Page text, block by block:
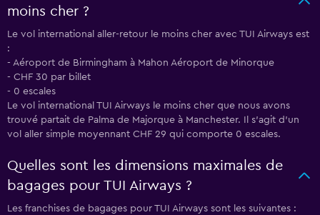
moins cher ?
Le vol international aller-retour le moins cher avec TUI Airways est
:
- Aéroport de Birmingham à Mahon Aéroport de Minorque
- CHF 30 par billet
- 0 escales
Le vol international TUI Airways le moins cher que nous avons
trouvé partait de Palma de Majorque à Manchester. Il s'agit d'un
vol aller simple moyennant CHF 29 qui comporte 0 escales.
Quelles sont les dimensions maximales de
bagages pour TUI Airways ?
Les franchises de bagages pour TUI Airways sont les suivantes :